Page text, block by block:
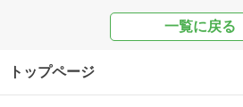
一覧に戻る
トップページ